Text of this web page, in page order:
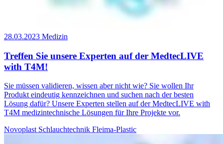
28.03.2023 Medizin
Treffen Sie unsere Experten auf der MedtecLIVE
with T4M!
Sie müssen validieren, wissen aber nicht wie? Sie wollen Ihr
Produkt eindeutig kennzeichnen und suchen nach der besten
Lösung dafür? Unsere Experten stellen auf der MedtecLIVE with
T4M medizintechnische Lösungen für Ihre Projekte vor.
Novoplast Schlauchtechnik Fleima-Plastic